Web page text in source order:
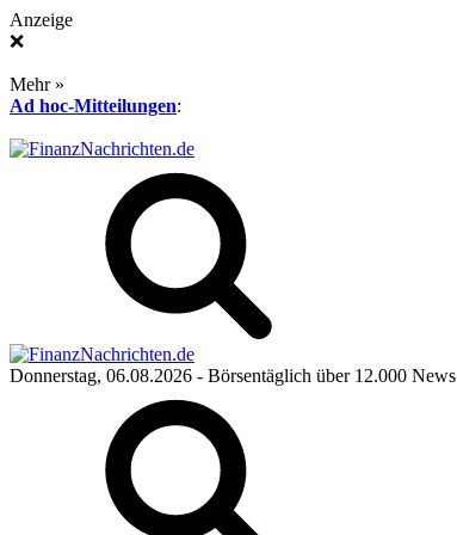
Anzeige
❌
Mehr »
Ad hoc-Mitteilungen:
Donnerstag, 06.08.2026 - Börsentäglich über 12.000 News